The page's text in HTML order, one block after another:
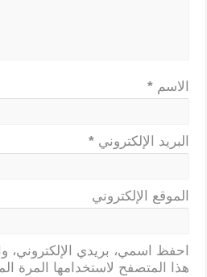
الاسم *
البريد الإلكتروني *
الموقع الإلكتروني
احفظ اسمي، بريدي الإلكتروني،
هذا المتصفح لاستخدامها المرة